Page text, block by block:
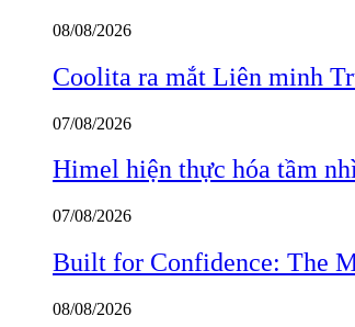
08/08/2026
Coolita ra mắt Liên minh
07/08/2026
Himel hiện thực hóa tầm
07/08/2026
Built for Confidence: The
08/08/2026